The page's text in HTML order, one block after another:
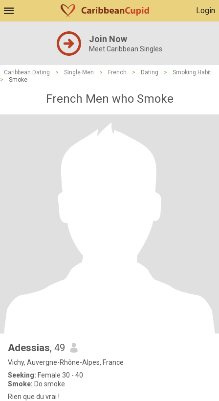
Login
Join Now
Meet Caribbean Singles
Caribbean Dating > Single Men > French > Dating >
Smoking Habit
>
Smoke
French Men who Smoke
Adessias, 49
Vichy, Auvergne-Rhône-Alpes, France
Seeking: Female 30 - 40
Smoke: Do smoke
Rien que du vrai !